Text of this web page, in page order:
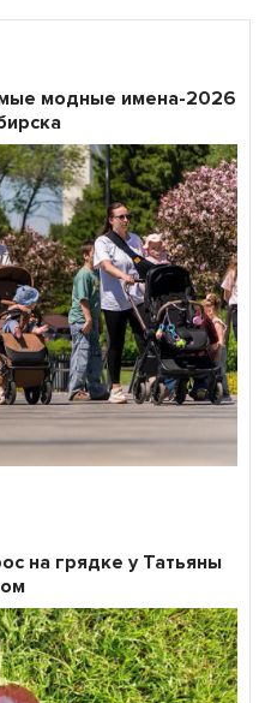
модные имена-2026
на грядке у Татьяны